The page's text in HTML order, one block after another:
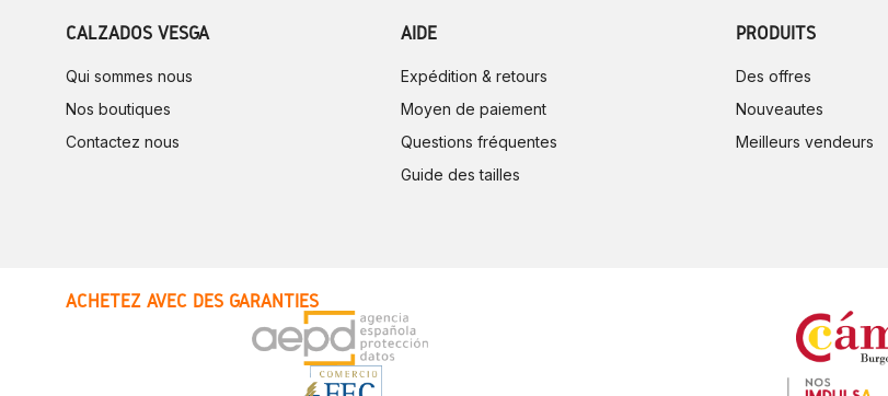
CALZADOS VESGA
Qui sommes nous
Nos boutiques
Contactez nous
AIDE
Expédition & retours
Moyen de paiement
Questions fréquentes
Guide des tailles
PRODUITS
Des offres
Nouveautes
Meilleurs vendeurs
ACHETEZ AVEC DES GARANTIES